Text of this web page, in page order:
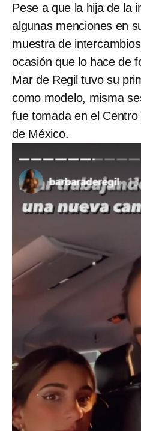
Pese a que la hija de la
algunas menciones en
muestra de
ocasión que lo hace de
Mar de Regil tuvo su
como modelo, misma
fue tomada en el
de México.